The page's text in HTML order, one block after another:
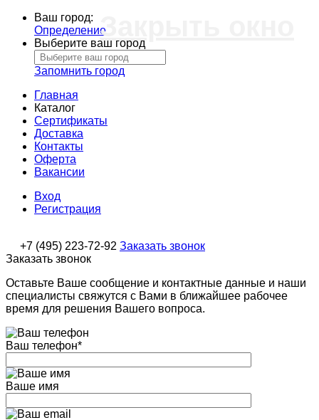
Ваш город:
Определение
Выберите ваш город
Запомнить город
Главная
Каталог
Сертификаты
Доставка
Контакты
Оферта
Вакансии
Вход
Регистрация
+7 (495) 223-72-92 Заказать звонок
Заказать звонок
Оставьте Ваше сообщение и контактные данные и наши
специалисты свяжутся с Вами в ближайшее рабочее
время для решения Вашего вопроса.
Ваш телефон*
Ваше имя
Закрыть окно